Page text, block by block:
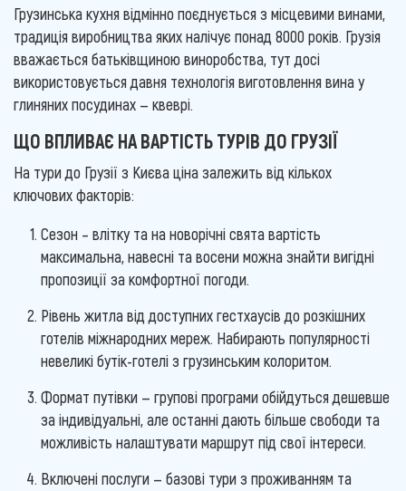
Грузинська кухня відмінно поєднується з місцевими винами,
традиція виробництва яких налічує понад 8000 років. Грузія
вважається батьківщиною виноробства, тут досі
використовується давня технологія виготовлення вина у
глиняних посудинах — квеврі.
ЩО ВПЛИВАЄ НА ВАРТІСТЬ ТУРІВ ДО ГРУЗІЇ
На тури до Грузії з Києва ціна залежить від кількох
ключових факторів:
Сезон – влітку та на новорічні свята вартість
максимальна, навесні та восени можна знайти вигідні
пропозиції за комфортної погоди.
Рівень житла від доступних гестхаусів до розкішних
готелів міжнародних мереж. Набирають популярності
невеликі бутік-готелі з грузинським колоритом.
Формат путівки — групові програми обійдуться дешевше
за індивідуальні, але останні дають більше свободи та
можливість налаштувати маршрут під свої інтереси.
Включені послуги — базові тури з проживанням та